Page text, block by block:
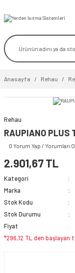
Anasayfa Rehau
Rehau
RAUPIANO
0 Yorum Yap / Yorumları
2.901,67 TL
Kategori
Marka
Stok Kodu
Stok Durumu
Fiyat
*296,12 TL den başlayan